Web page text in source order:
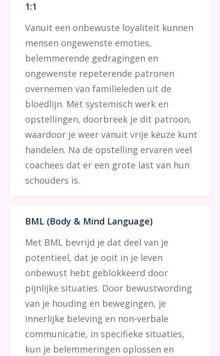
1:1
Vanuit een onbewuste loyaliteit kunnen
mensen ongewenste emoties,
belemmerende gedragingen en
ongewenste repeterende patronen
overnemen van familieleden uit de
bloedlijn. Met systemisch werk en
opstellingen, doorbreek je dit patroon,
waardoor je weer vanuit vrije keuze kunt
handelen. Na de opstelling ervaren veel
coachees dat er een grote last van hun
schouders is.
BML (Body & Mind Language)
Met BML bevrijd je dat deel van je
potentieel, dat je ooit in je leven
onbewust hebt geblokkeerd door
pijnlijke situaties. Door bewustwording
van je houding en bewegingen, je
innerlijke beleving en non-verbale
communicatie, in specifieke situaties,
kun je belemmeringen oplossen en